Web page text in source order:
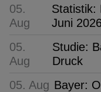
05.
Aug
Statistik:
Juni
05.
Aug
Studie:
Druck
05. Aug Bayer: